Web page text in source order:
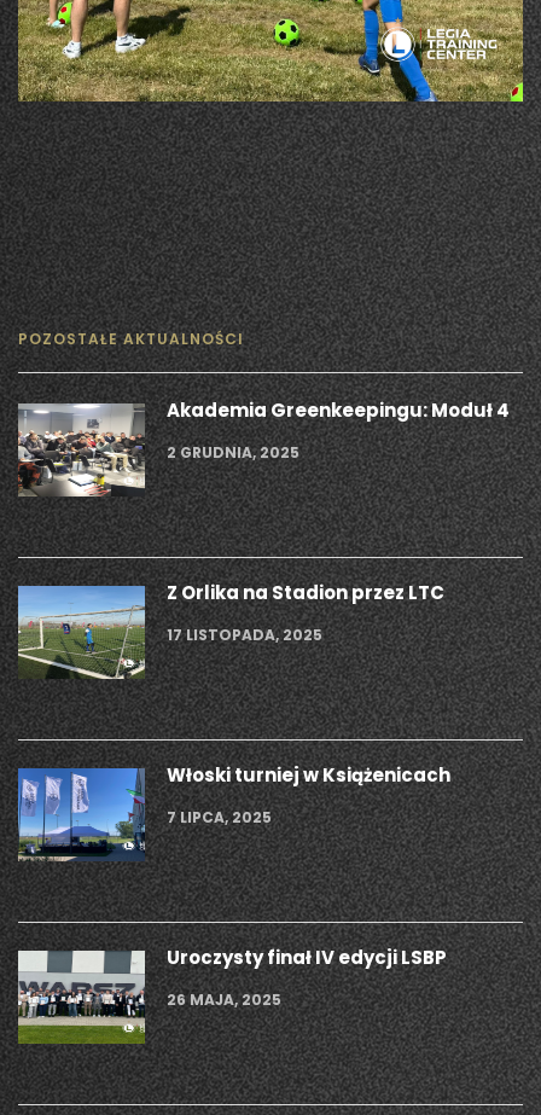
POZOSTAŁE AKTUALNOŚCI
Akademia Greenkeepingu: Moduł 4
2 GRUDNIA, 2025
Z Orlika na Stadion przez LTC
17 LISTOPADA, 2025
Włoski turniej w Książenicach
7 LIPCA, 2025
Uroczysty finał IV edycji LSBP
26 MAJA, 2025